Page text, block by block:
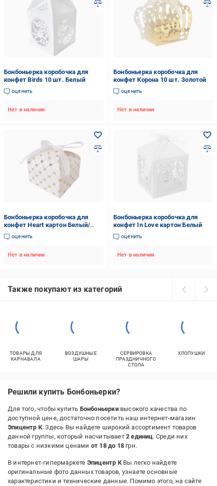
Бонбоньерка коробочка для
конфет Birds 10 шт. Белый
оценить
Нет в наличии
Бонбоньерка коробочка для
конфет Корона 10 шт. Золотой
оценить
Нет в наличии
Бонбоньерка коробочка для
конфет Heart картон Белый/
Золотой
оценить
Нет в наличии
Бонбоньерка коробочка для
конфет In Love картон Белый
оценить
Нет в наличии
Также покупают из категорий
ТОВАРЫ ДЛЯ
КАРНАВАЛА
ВОЗДУШНЫЕ
ШАРЫ
СЕРВИРОВКА
ПРАЗДНИЧНОГО
СТОЛА
ХЛОПУШКИ
Решили купить Бонбоньерки?
Для того, чтобы купить Бонбоньерки высокого качества по
доступной цене, достаточно посетить наш интернет-магазин
Эпицентр К. Здесь Вы найдете широкий ассортимент товаров
данной группы, который насчитывает 2 единиц. Среди них
товары с низкими ценами от 18 до 18 грн.
В интернет-гипермаркете Эпицентр КВы легко найдете
оригинальные фото данных товаров, узнаете основные
характеристики и технические данные. Помимо этого, на сайте